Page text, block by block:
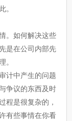
。
。如何解决这些
是在公司内部先
。
计中产生的问题
争议的东西及时
程是很复杂的，
有些事情在你看